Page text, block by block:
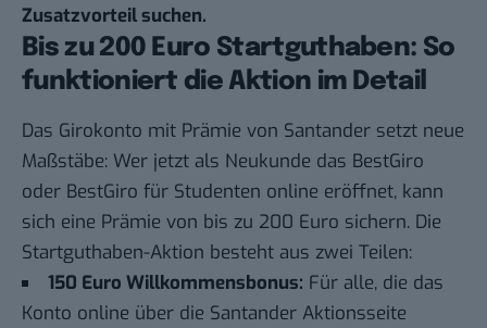
Zusatzvorteil suchen.
Bis zu 200 Euro Startguthaben: So
funktioniert die Aktion im Detail
Das Girokonto mit Prämie von Santander setzt neue
Maßstäbe: Wer jetzt als Neukunde das BestGiro
oder BestGiro für Studenten online eröffnet, kann
sich eine Prämie von bis zu 200 Euro sichern. Die
Startguthaben-Aktion besteht aus zwei Teilen:
150 Euro Willkommensbonus: Für alle, die das
Konto online über die Santander Aktionsseite